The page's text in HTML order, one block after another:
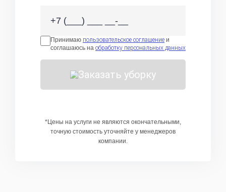
Принимаю пользовательское соглашение и
соглашаюсь на обработку персональных данных
Заказать уборку
*Цены на услуги не являются окончательными,
точную стоимость уточняйте у менеджеров
компании.